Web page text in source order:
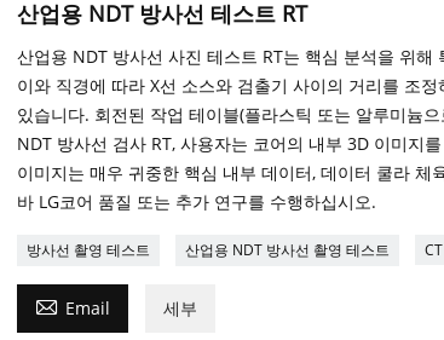
산업용 NDT 방사선 테스트 RT
산업용 NDT 방사선 사진 테스트 RT는 핵심 분석을 위해
이와 직경에 따라 X선 소스와 검출기 사이의 거리를 조
있습니다. 회전된 작업 테이블(플라스틱 또는 알루미늄
NDT 방사선 검사 RT, 사용자는 코어의 내부 3D 이미지
이미지는 매우 귀중한 핵심 내부 데이터, 데이터 쿨라 체
바 LG코어 품질 또는 추가 연구를 수행하십시오.
방사선 촬영 테스트 산업용 NDT 방사선 촬영 테스트 CT
 Email 세부